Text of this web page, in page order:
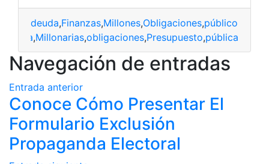
deuda,Finanzas,Millones,Obligaciones,público
deuda,Millonarias,obligaciones,Presupuesto,pública
Navegación de entradas
Entrada anterior
Conoce Cómo Presentar El
Formulario Exclusión
Propaganda Electoral